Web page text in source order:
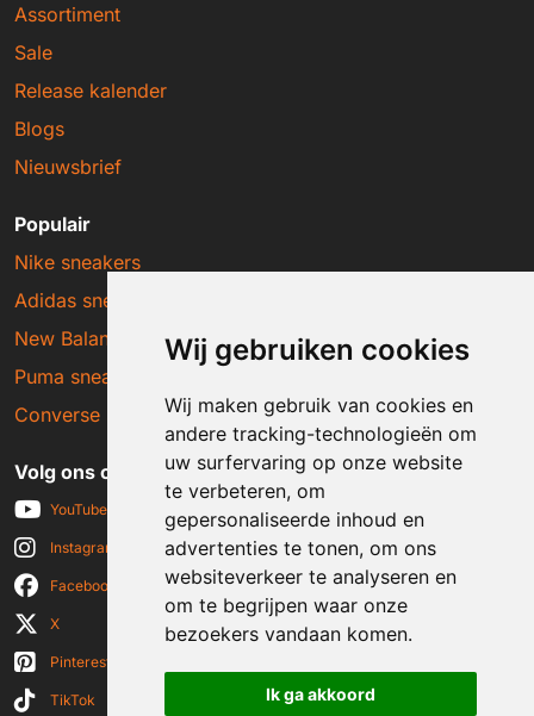
Wij gebruiken cookies
Wij maken gebruik van cookies en
andere tracking-technologieën om
uw surfervaring op onze website
te verbeteren, om
gepersonaliseerde inhoud en
advertenties te tonen, om ons
websiteverkeer te analyseren en
om te begrijpen waar onze
bezoekers vandaan komen.
Ik ga akkoord
Assortiment
Sale
Release kalender
Blogs
Nieuwsbrief
Populair
Nike sneakers
Adidas sneakers
New Balance sneakers
Puma sneakers
Converse sneakers
Volg ons op social media
YouTube
Instagram
Facebook
X
Pinterest
TikTok